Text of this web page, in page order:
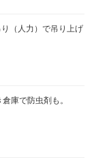
（人力）で吊り上げ
庫で防虫剤も。